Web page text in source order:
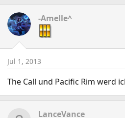
-Amelle^
Jul 1, 2013
The Call und Pacific Rim werd
LanceVance